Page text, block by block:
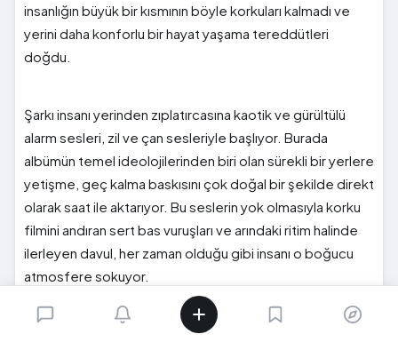
insanlığın büyük bir kısmının böyle korkuları kalmadı ve
yerini daha konforlu bir hayat yaşama tereddütleri
doğdu.
Şarkı insanı yerinden zıplatırcasına kaotik ve gürültülü
alarm sesleri, zil ve çan sesleriyle başlıyor. Burada
albümün temel ideolojilerinden biri olan sürekli bir yerlere
yetişme, geç kalma baskısını çok doğal bir şekilde direkt
olarak saat ile aktarıyor. Bu seslerin yok olmasıyla korku
filmini andıran sert bas vuruşları ve arındaki ritim halinde
ilerleyen davul, her zaman olduğu gibi insanı o boğucu
atmosfere sokuyor.
Şarkı adeta iki farklı parçadan oluşuyor ve bu iki parçayı